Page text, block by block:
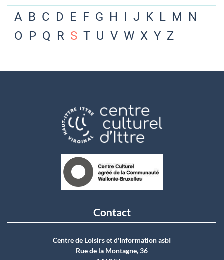
A B C D E F G H I J K L M N
O P Q R S T U V W X Y Z
Contact
Centre de Loisirs et d'Information asbI
Rue de la Montagne, 36